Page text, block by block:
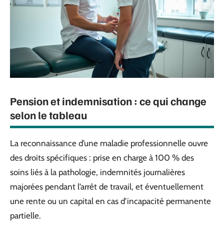
Pension et indemnisation : ce qui change
selon le tableau
La reconnaissance d’une maladie professionnelle ouvre
des droits spécifiques : prise en charge à 100 % des
soins liés à la pathologie, indemnités journalières
majorées pendant l’arrêt de travail, et éventuellement
une rente ou un capital en cas d’incapacité permanente
partielle.